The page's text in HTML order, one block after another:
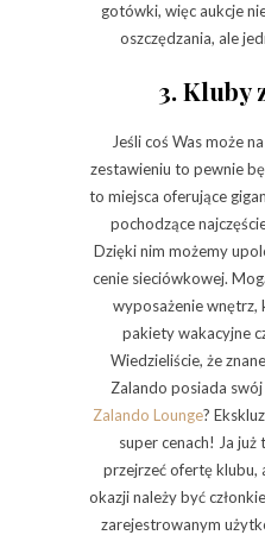
gotówki, więc aukcje
oszczędzania, ale
3. Kluby
Jeśli coś Was może
zestawieniu to pewnie
to miejsca oferujące
pochodzące
Dzięki nim możemy
cenie sieciówkowej.
wyposażenie wnętrz,
pakiety wakacyjne
Wiedzieliście, że
Zalando posiada
Zalando Lounge?
super cenach! Ja
przejrzeć ofertę klubu,
okazji należy być
zarejestrowanym